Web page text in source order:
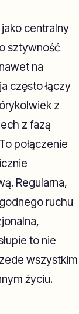
centralny
sztywność
na
często łączy
z
z fazą
połączenie
Regularna,
ruchu
to nie
wszystkim
życiu.